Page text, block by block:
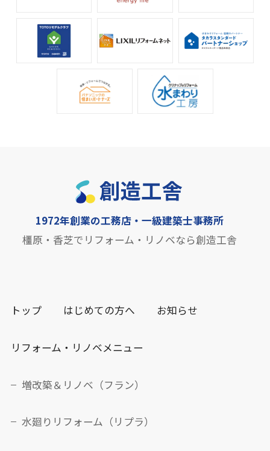
1972年創業の工務店・一級建築士事務所
橿原・香芝でリフォーム・リノベなら創造工舎
トップ はじめての方へ お知らせ
リフォーム・リノベメニュー
増改築＆リノベ（フラン）
水廻りリフォーム（リプラ）